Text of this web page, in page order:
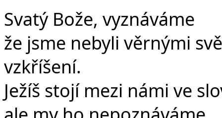
Svatý Bože, vyznáváme
že jsme nebyli věrnými
vzkříšení.
Ježíš stojí mezi námi ve